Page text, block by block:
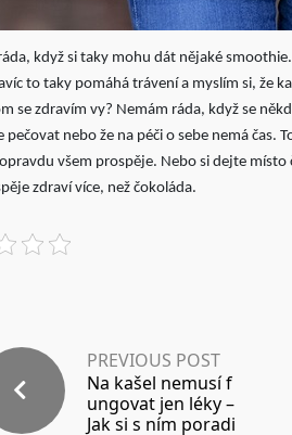
když si taky mohu dát nějaké
to taky pomáhá trávení a myslím si, že
se zdravím vy? Nemám ráda, když se
pečovat nebo že na péči o sebe nemá čas.
všem prospěje. Nebo si dejte
zdraví více, než čokoláda.
PREVIOUS POST
Na kašel nemusí f
ungovat jen léky –
Jak si s ním poradi